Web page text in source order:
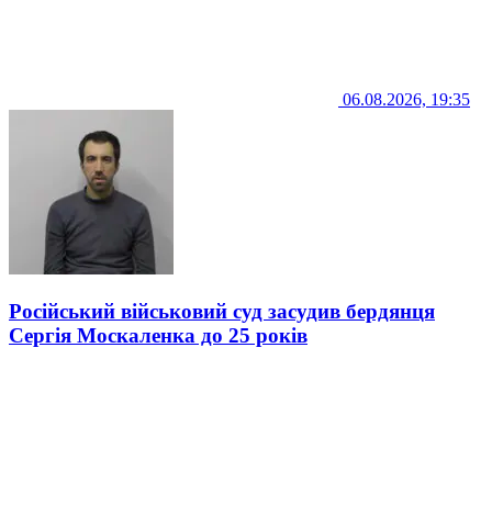
06.08.2026, 19:35
Російський військовий суд засудив бердянця
Сергія Москаленка до 25 років